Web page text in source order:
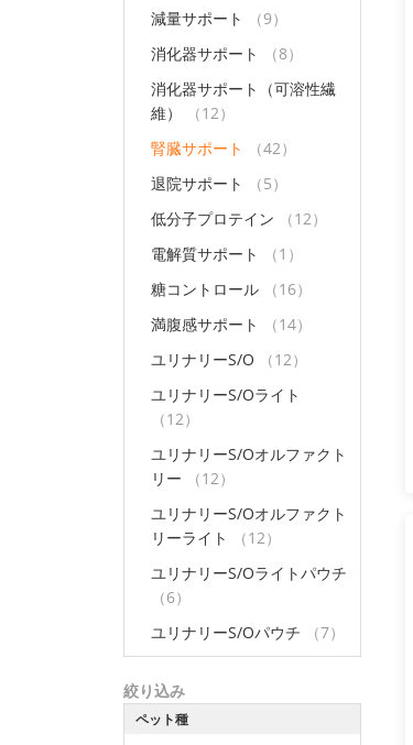
減量サポート
（9）
消化器サポート
（8）
消化器サポート（可溶性繊
維）
（12）
腎臓サポート
（42）
退院サポート
（5）
低分子プロテイン
（12）
電解質サポート
（1）
糖コントロール
（16）
満腹感サポート
（14）
ユリナリーS/O
（12）
ユリナリーS/Oライト
（12）
ユリナリーS/Oオルファクト
リー
（12）
ユリナリーS/Oオルファクト
リーライト
（12）
ユリナリーS/Oライトパウチ
（6）
ユリナリーS/Oパウチ
（7）
絞り込み
ペット種